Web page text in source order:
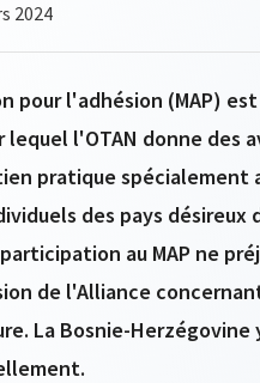
2024
pour l'adhésion (MAP)
lequel l'OTAN donne des
pratique spécialement
des pays désireux
au MAP ne
de l'Alliance
La Bosnie-Herzégovine